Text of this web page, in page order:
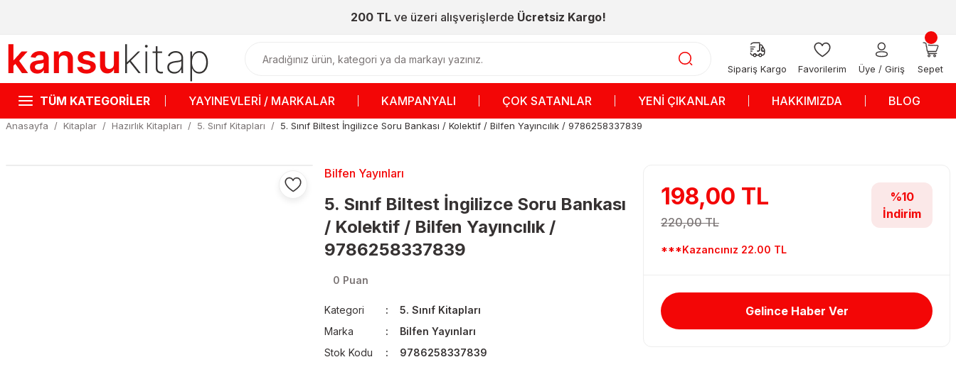
200 TLve üzeri alışverişlerde Ücretsiz Kargo!
Sipariş Kargo Favorilerim Üye / Giriş Sepet
TÜM KATEGORİLER YAYINEVLERİ / MARKALAR KAMPANYALI ÇOK SATANLAR YENİ ÇIKANLAR HAKKIMIZDA BLOG
Anasayfa Kitaplar Hazırlık Kitapları 5. Sınıf Kitapları 5. Sınıf Biltest İngilizce Soru Bankası / Kolektif / Bilfen Yayıncılık / 9786258337839
Bilfen Yayınları
5. Sınıf Biltest İngilizce Soru Bankası
/ Kolektif / Bilfen Yayıncılık /
9786258337839
0 Puan
Kategori
5. Sınıf Kitapları
Marka
Bilfen Yayınları
Stok Kodu
9786258337839
198,00 TL
220,00 TL
***Kazancınız 22.00 TL
%10
İndirim
Gelince Haber Ver